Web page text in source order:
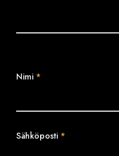
Nimi *
Sähköposti *